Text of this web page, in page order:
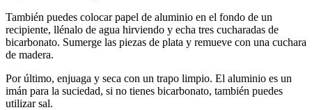
También puedes colocar papel de aluminio en el fondo de un
recipiente, llénalo de agua hirviendo y echa tres cucharadas de
bicarbonato. Sumerge las piezas de plata y remueve con una cuchara
de madera.
Por último, enjuaga y seca con un trapo limpio. El aluminio es un
imán para la suciedad, si no tienes bicarbonato, también puedes
utilizar sal.